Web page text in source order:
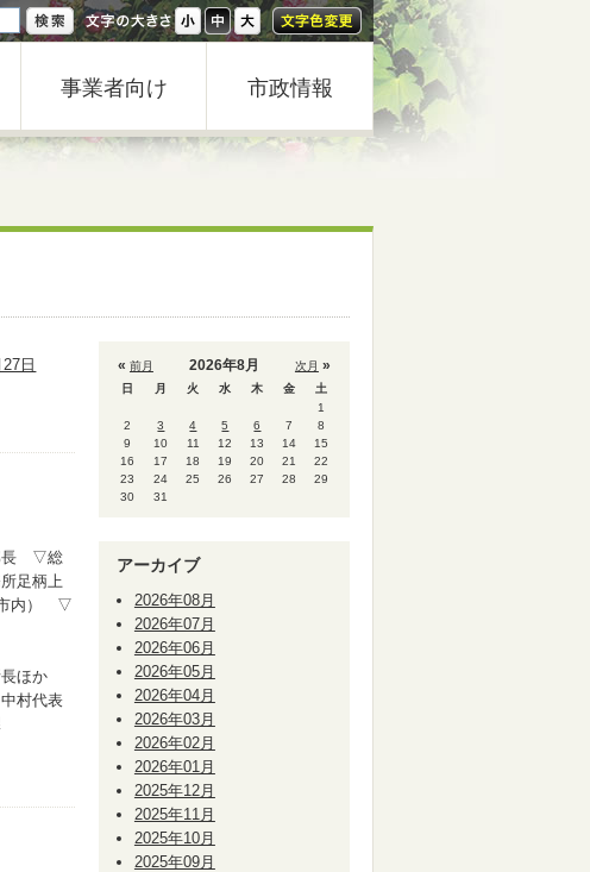
事業者向け 市政情報
日
長 ▽総
足柄上
市内） ▽
長ほか
村代表
« 前月 次月 »
2026年8月
日 月 火 水 木 金
土
1
2
3 4 5 6 7
8
9
10 11 12 13 14
15
16
17 18 19 20 21
22
23
24 25 26 27 28
29
30
31
アーカイブ
2026年08月
2026年07月
2026年06月
2026年05月
2026年04月
2026年03月
2026年02月
2026年01月
2025年12月
2025年11月
2025年10月
2025年09月